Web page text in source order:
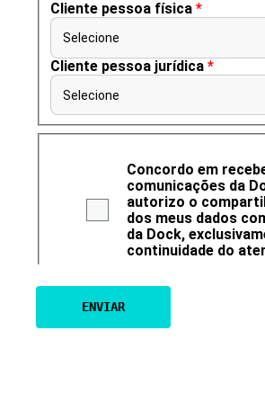
Cliente pessoa física *
Selecione
Cliente pessoa jurídica *
Selecione
Concordo em
comunicações da
autorizo o
dos meus dados
da Dock,
continuidade do